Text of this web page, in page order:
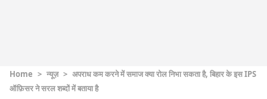
Home > न्यूज़ > अपराध कम करने में समाज क्या रोल निभा सकता है, बिहार के इस IPS
ऑफ़िसर ने सरल शब्दों में बताया है